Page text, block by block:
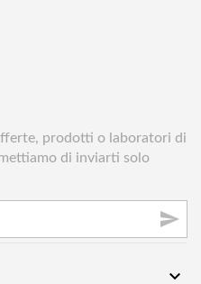
prodotti o laboratori di
di inviarti solo

